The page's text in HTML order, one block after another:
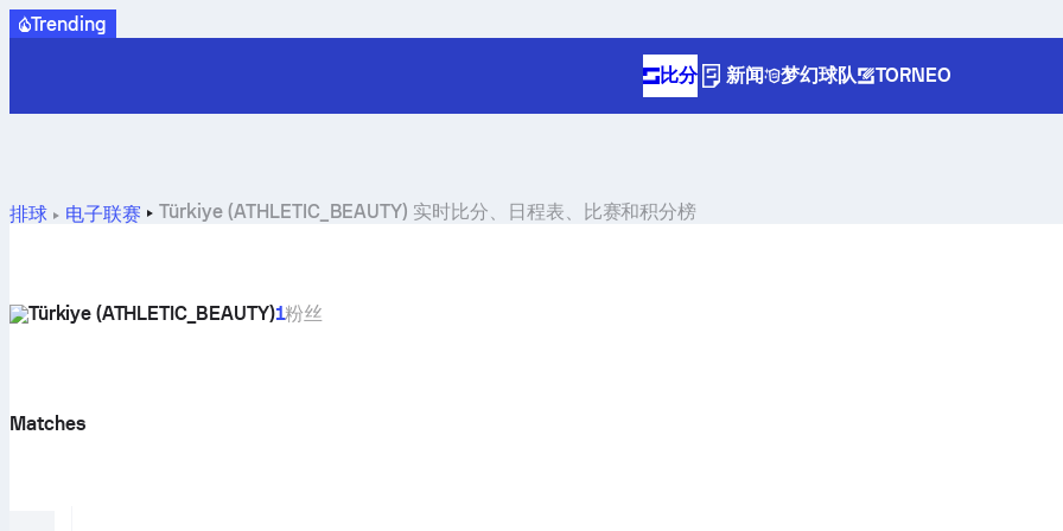
Trending
比分 新闻 梦幻球队 TORNEO
排球 电子联赛 Türkiye (ATHLETIC_BEAUTY) 实时比分、日程表、比赛和积分榜
Türkiye (ATHLETIC_BEAUTY)1粉丝
Matches